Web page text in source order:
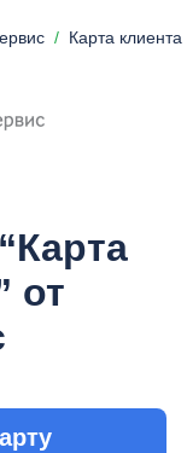
Карта
от